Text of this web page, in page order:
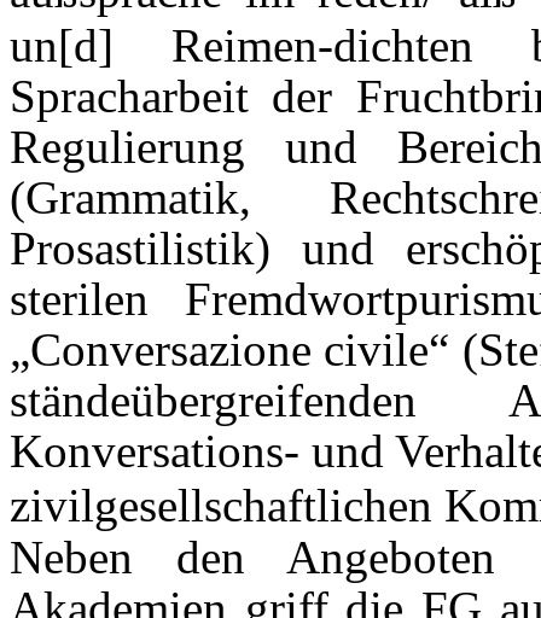
un[d] Reimen-dichten
Spracharbeit der
Regulierung und
(Grammatik,
Prosastilistik) und
sterilen
„Conversazione civile“
Konversations- und
zivilgesellschaftlichen
Neben den Angeboten
Akademien griff die FG